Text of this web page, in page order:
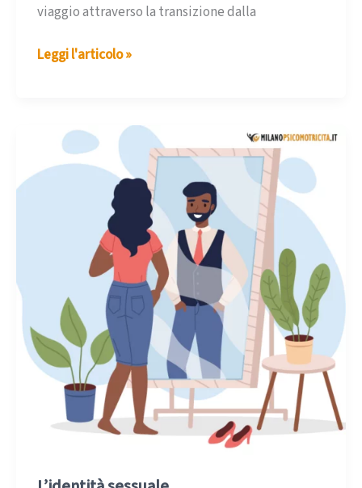
viaggio attraverso la transizione dalla
L’adolescenza
Leggi l'articolo »